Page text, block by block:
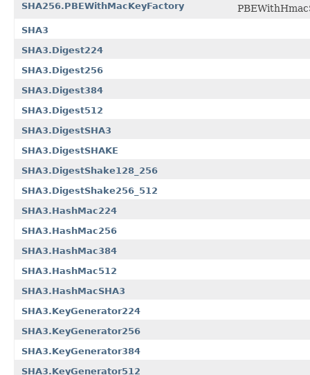
SHA256.PBEWithMacKeyFactory
SHA3
SHA3.Digest224
SHA3.Digest256
SHA3.Digest384
SHA3.Digest512
SHA3.DigestSHA3
SHA3.DigestSHAKE
SHA3.DigestShake128_256
SHA3.DigestShake256_512
SHA3.HashMac224
SHA3.HashMac256
SHA3.HashMac384
SHA3.HashMac512
SHA3.HashMacSHA3
SHA3.KeyGenerator224
SHA3.KeyGenerator256
SHA3.KeyGenerator384
SHA3.KeyGenerator512